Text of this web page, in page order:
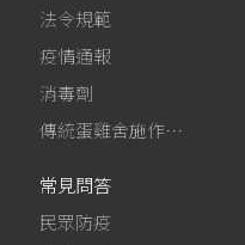
法令規範
疫情通報
消毒劑
傳統蛋雞舍施作生石灰消毒
常見問答
民眾防疫